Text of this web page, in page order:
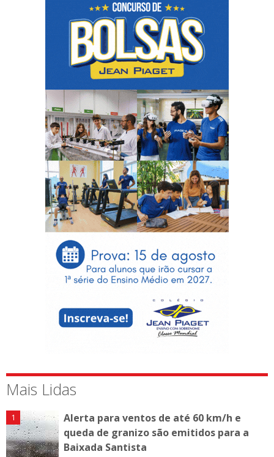
Mais Lidas
Alerta para ventos de até 60 km/h e
queda de granizo são emitidos para a
Baixada Santista